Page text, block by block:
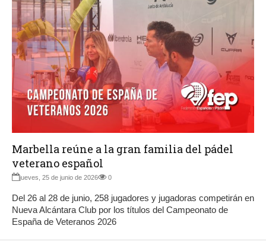
Marbella reúne a la gran familia del pádel
veterano español
jueves, 25 de junio de 2026 0
Del 26 al 28 de junio, 258 jugadores y jugadoras competirán en
Nueva Alcántara Club por los títulos del Campeonato de
España de Veteranos 2026